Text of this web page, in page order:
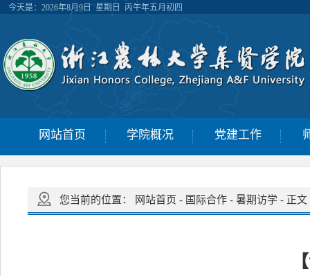
今天是： 2026年8月9日 星期日 丙午年五月初四
网站首页 学院概况 党建工作
您当前的位置： 网站首页 - 国际合作 - 暑期访学 - 正文